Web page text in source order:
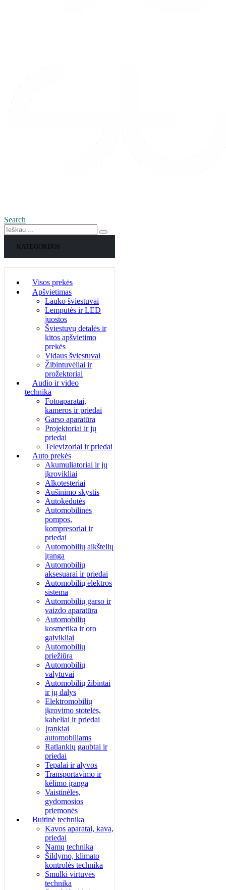
Search
KATEGORIJOS
Visos prekės
Apšvietimas
Lauko šviestuvai
Lemputės ir LED
juostos
Šviestuvų detalės ir
kitos apšvietimo
prekės
Vidaus šviestuvai
Žibintuvėliai ir
prožektoriai
Audio ir video
technika
Fotoaparatai,
kameros ir priedai
Garso aparatūra
Projektoriai ir jų
priedai
Televizoriai ir priedai
Auto prekės
Akumuliatoriai ir jų
įkrovikliai
Alkotesteriai
Aušinimo skystis
Autokėdutės
Automobilinės
pompos,
kompresoriai ir
priedai
Automobilių aikštelių
įranga
Automobilių
aksesuarai ir priedai
Automobilių elektros
sistema
Automobilių garso ir
vaizdo aparatūra
Automobilių
kosmetika ir oro
gaivikliai
Automobilių
priežiūra
Automobilių
valytuvai
Automobilių žibintai
ir jų dalys
Elektromobilių
įkrovimo stotelės,
kabeliai ir priedai
Įrankiai
automobiliams
Ratlankių gaubtai ir
priedai
Tepalai ir alyvos
Transportavimo ir
kėlimo įranga
Vaistinėlės,
gydomosios
priemonės
Buitinė technika
Kavos aparatai, kava,
priedai
Namų technika
Šildymo, klimato
kontrolės technika
Smulki virtuvės
technika